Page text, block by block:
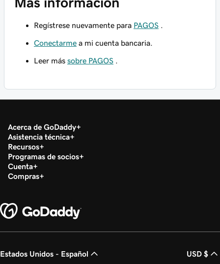
Regístrese nuevamente para PAGOS
Conectarme a mi cuenta bancaria.
Leer más sobre PAGOS
Acerca de GoDaddy
Asistencia técnica
Recursos
Programas de socios
Cuenta
Compras
Estados Unidos - Español USD $